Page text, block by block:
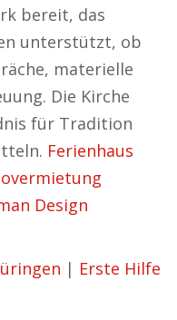
bereit, das
unterstützt, ob
materielle
Die Kirche
für Tradition
Ferienhaus
Design
| Erste Hilfe